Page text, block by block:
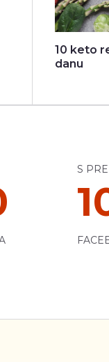
10 keto
danu
S